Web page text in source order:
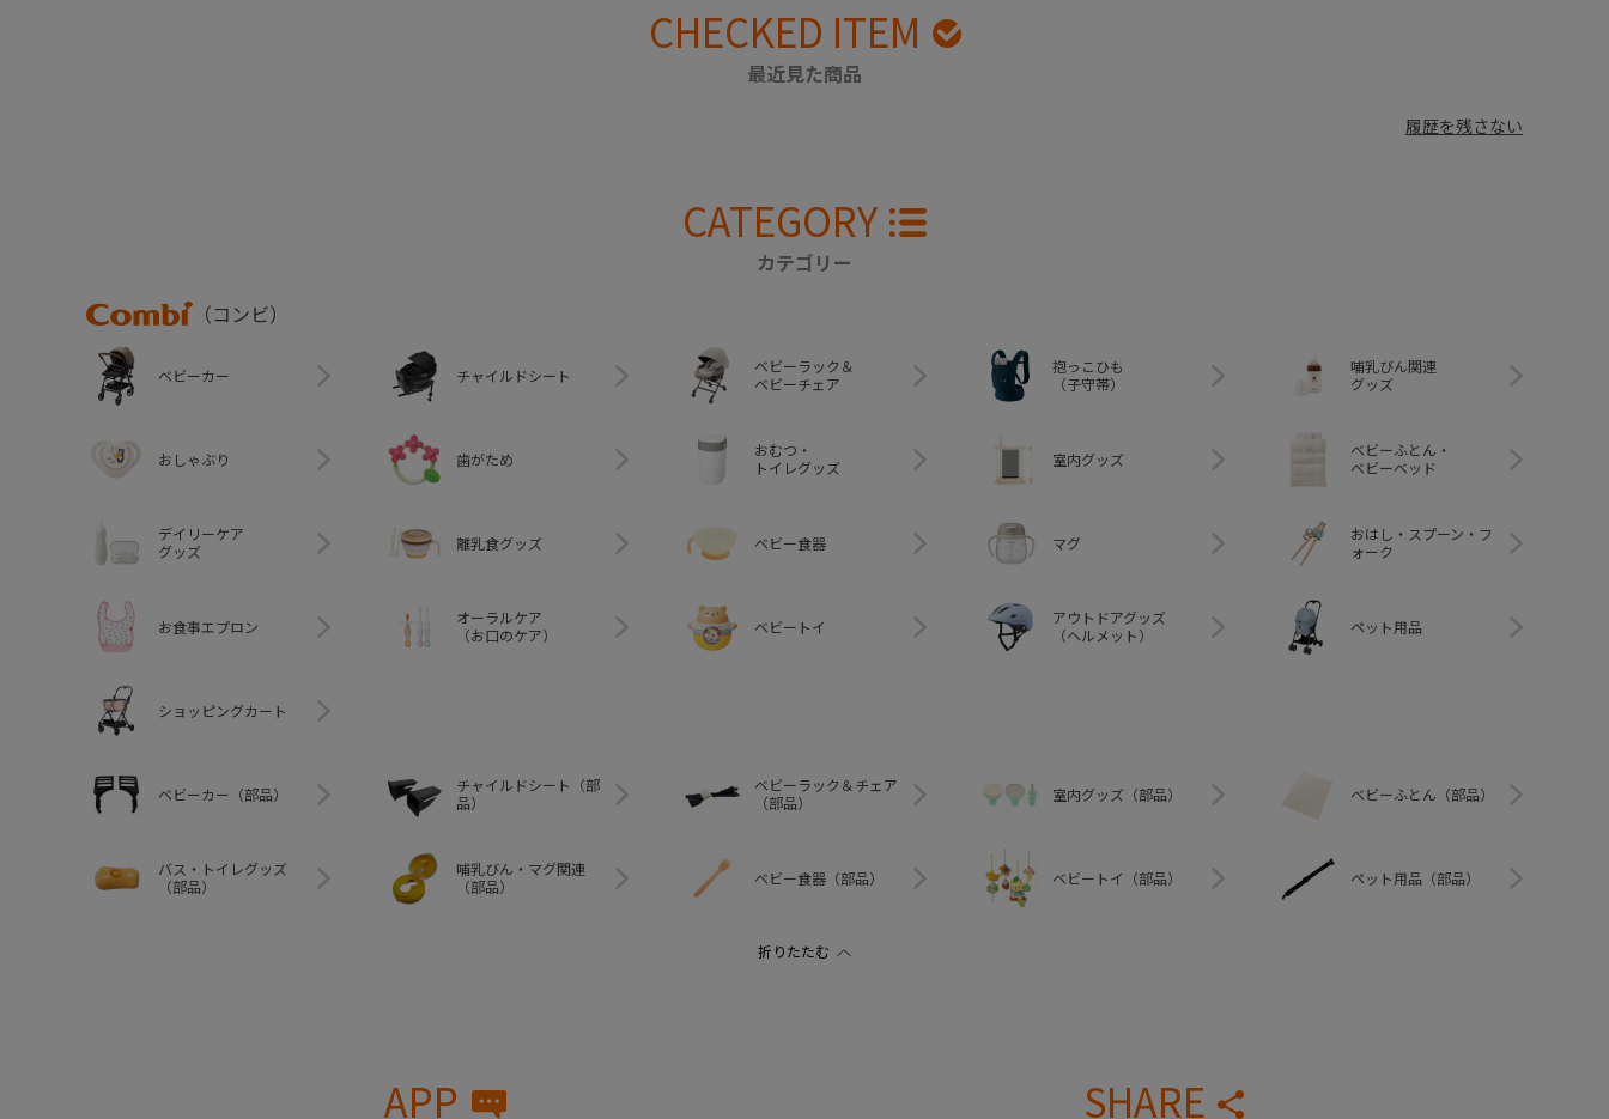
CHECKED ITEM
最近見た商品
履歴を残さない
CATEGORY
カテゴリー
Combi
（コンビ）
ベビーカー チャイルドシート
ベビーラック＆
ベビーチェア
抱っこひも
（子守帯）
哺乳びん関連
グッズ
おしゃぶり 歯がため
おむつ・
トイレグッズ
室内グッズ
ベビーふとん・
ベビーベッド
デイリーケア
グッズ
離乳食グッズ ベビー食器 マグ
おはし・スプーン・フ
ォーク
お食事エプロン
オーラルケア
（お口のケア）
ベビートイ
アウトドアグッズ
（ヘルメット）
ペット用品
ショッピングカート
ベビーカー（部品）
チャイルドシート（部
品）
ベビーラック＆チェア
（部品）
室内グッズ（部品） ベビーふとん（部品）
バス・トイレグッズ
（部品）
哺乳びん・マグ関連
（部品）
ベビー食器（部品） ベビートイ（部品） ペット用品（部品）
APP SHARE